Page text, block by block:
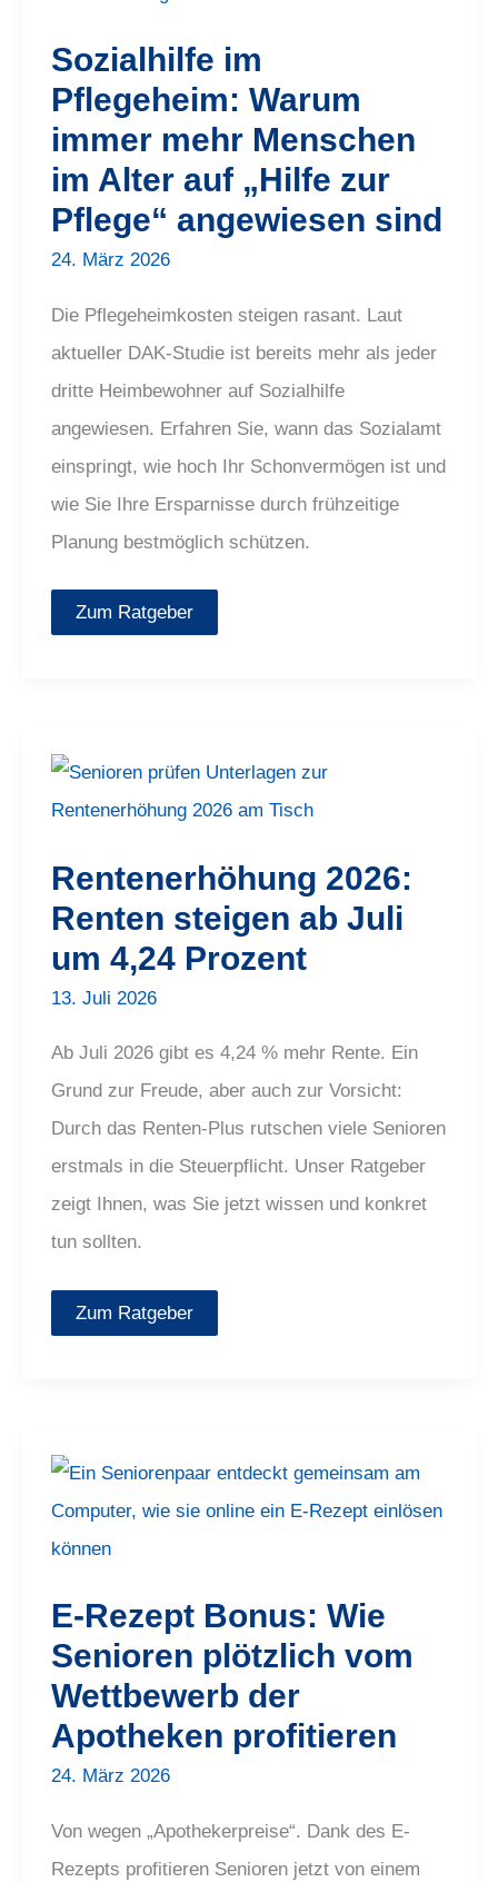
Sozialhilfe im
Pflegeheim: Warum
immer mehr Menschen
im Alter auf „Hilfe zur
Pflege“ angewiesen sind
24. März 2026
Die Pflegeheimkosten steigen rasant. Laut
aktueller DAK-Studie ist bereits mehr als jeder
dritte Heimbewohner auf Sozialhilfe
angewiesen. Erfahren Sie, wann das Sozialamt
einspringt, wie hoch Ihr Schonvermögen ist und
wie Sie Ihre Ersparnisse durch frühzeitige
Planung bestmöglich schützen.
Alter
auf
„Hilfe
zur
Pflege“
angewiesen
sind
Zum Ratgeber
Rentenerhöhung 2026:
Renten steigen ab Juli
um 4,24 Prozent
13. Juli 2026
Ab Juli 2026 gibt es 4,24 % mehr Rente. Ein
Grund zur Freude, aber auch zur Vorsicht:
Durch das Renten-Plus rutschen viele Senioren
erstmals in die Steuerpflicht. Unser Ratgeber
zeigt Ihnen, was Sie jetzt wissen und konkret
tun sollten.
Rentenerhöhung
2026:
Renten
steigen
um
4,24
Prozent
Zum Ratgeber
E-Rezept Bonus: Wie
Senioren plötzlich vom
Wettbewerb der
Apotheken profitieren
24. März 2026
Von wegen „Apothekerpreise“. Dank des E-
Rezepts profitieren Senioren jetzt von einem
E-
Rezept
Bonus:
Wie
plötzlich
der
Apotheken
profitieren